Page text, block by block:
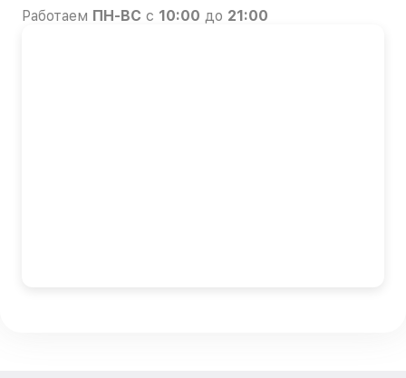
Работаем ПН-ВС с 10:00 до 21:00